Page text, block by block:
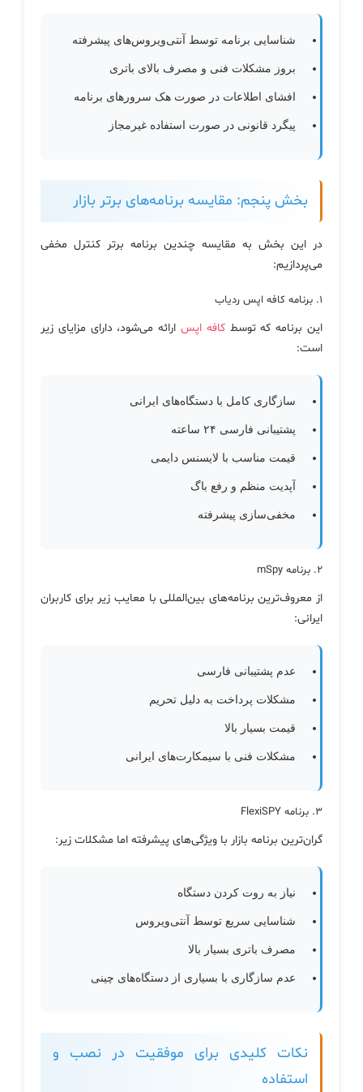
شناسایی برنامه توسط آنتی‌ویروس‌های پیشرفته
بروز مشکلات فنی و مصرف بالای باتری
افشای اطلاعات در صورت هک سرورهای برنامه
پیگرد قانونی در صورت استفاده غیرمجاز
بخش پنجم: مقایسه برنامه‌های برتر بازار
در این بخش به مقایسه چندین برنامه برتر کنترل مخفی
می‌پردازیم:
۱. برنامه کافه اپس ردیاب
این برنامه که توسطکافه اپس ارائه می‌شود، دارای مزایای زیر
است:
سازگاری کامل با دستگاه‌های ایرانی
پشتیبانی فارسی ۲۴ ساعته
قیمت مناسب با لایسنس دایمی
آپدیت منظم و رفع باگ
مخفی‌سازی پیشرفته
۲. برنامه mSpy
از معروف‌ترین برنامه‌های بین‌المللی با معایب زیر برای کاربران
ایرانی:
عدم پشتیبانی فارسی
مشکلات پرداخت به دلیل تحریم
قیمت بسیار بالا
مشکلات فنی با سیمکارت‌های ایرانی
۳. برنامه FlexiSPY
گران‌ترین برنامه بازار با ویژگی‌های پیشرفته اما مشکلات زیر:
نیاز به روت کردن دستگاه
شناسایی سریع توسط آنتی‌ویروس
مصرف باتری بسیار بالا
عدم سازگاری با بسیاری از دستگاه‌های چینی
نکات کلیدی برای موفقیت در نصب و
استفاده